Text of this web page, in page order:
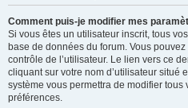
Comment puis-je modifier mes
Si vous êtes un utilisateur inscrit, tous
base de données du forum. Vous
contrôle de l’utilisateur. Le lien vers ce
cliquant sur votre nom d’utilisateur situé
système vous permettra de modifier tous
préférences.